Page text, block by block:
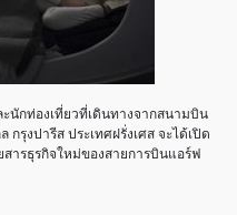
นักท่องเที่ยวที่เดินทางจากสนามบิน
รุงปารีส ประเทศฝรั่งเศส จะได้เปิด
ารธุรกิจใหม่ของสายการบินแอร์ฟ